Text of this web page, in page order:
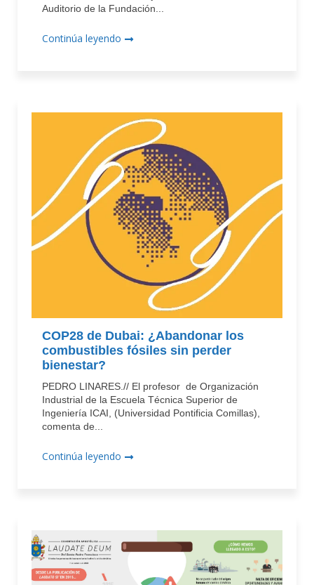
Auditorio de la Fundación...
Continúa leyendo
COP28 de Dubai: ¿Abandonar los
combustibles fósiles sin perder
bienestar?
PEDRO LINARES.// El profesor de Organización
Industrial de la Escuela Técnica Superior de
Ingeniería ICAI, (Universidad Pontificia Comillas),
comenta de...
Continúa leyendo